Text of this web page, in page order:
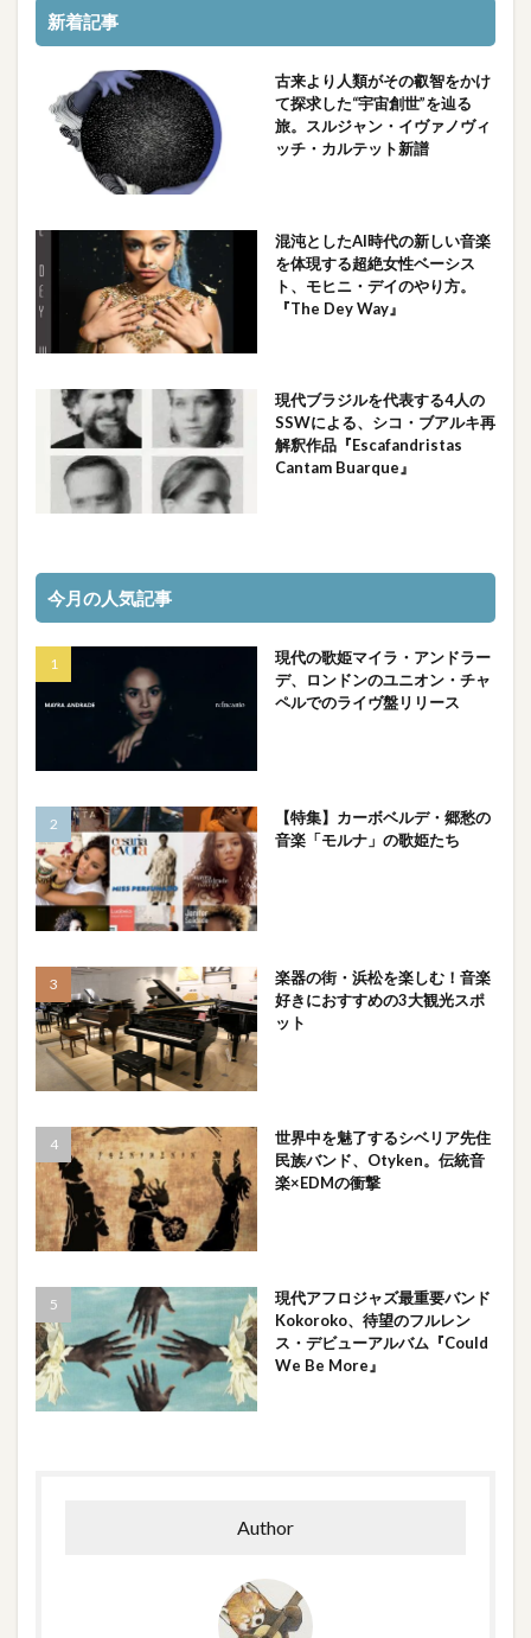
新着記事
古来より人類がその叡智をかけ
て探求した“宇宙創世”を辿る
旅。スルジャン・イヴァノヴィ
ッチ・カルテット新譜
混沌としたAI時代の新しい音楽
を体現する超絶女性ベーシス
ト、モヒニ・デイのやり方。
『The Dey Way』
現代ブラジルを代表する4人の
SSWによる、シコ・ブアルキ再
解釈作品『Escafandristas
Cantam Buarque』
今月の人気記事
現代の歌姫マイラ・アンドラー
デ、ロンドンのユニオン・チャ
ペルでのライヴ盤リリース
【特集】カーボベルデ・郷愁の
音楽「モルナ」の歌姫たち
楽器の街・浜松を楽しむ！音楽
好きにおすすめの3大観光スポ
ット
世界中を魅了するシベリア先住
民族バンド、Otyken。伝統音
楽×EDMの衝撃
現代アフロジャズ最重要バンド
Kokoroko、待望のフルレン
ス・デビューアルバム『Could
We Be More』
Author